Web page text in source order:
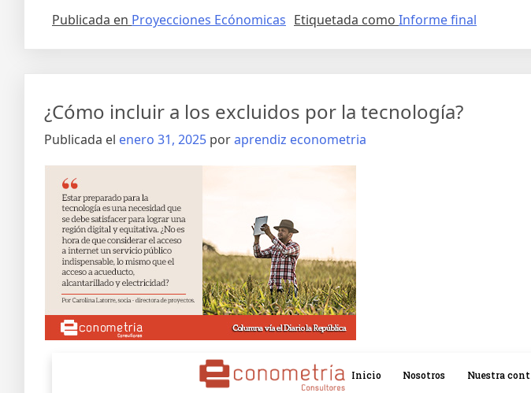
Publicada en Proyecciones Ecónomicas Etiquetada como Informe final
¿Cómo incluir a los excluidos por la tecnología?
Publicada el enero 31, 2025 poraprendiz econometria
Inicio Nosotros Nuestra